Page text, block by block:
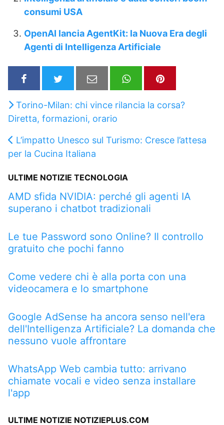
consumi USA
OpenAI lancia AgentKit: la Nuova Era degli
Agenti di Intelligenza Artificiale
Torino-Milan: chi vince rilancia la corsa?
Diretta, formazioni, orario
L’impatto Unesco sul Turismo: Cresce l’attesa
per la Cucina Italiana
ULTIME NOTIZIE TECNOLOGIA
AMD sfida NVIDIA: perché gli agenti IA
superano i chatbot tradizionali
Le tue Password sono Online? Il controllo
gratuito che pochi fanno
Come vedere chi è alla porta con una
videocamera e lo smartphone
Google AdSense ha ancora senso nell'era
dell'Intelligenza Artificiale? La domanda che
nessuno vuole affrontare
WhatsApp Web cambia tutto: arrivano
chiamate vocali e video senza installare
l'app
ULTIME NOTIZIE NOTIZIEPLUS.COM